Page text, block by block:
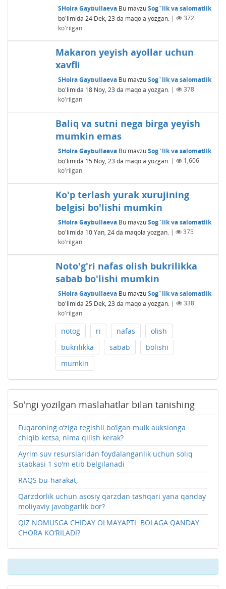
SHoira Gaybullaeva Bu mavzuSog`lik va salomatlik
bo'limida 24 Dek, 23 da maqola yozgan. |
372
ko'rilgan
Makaron yeyish ayollar uchun
xavfli
SHoira Gaybullaeva Bu mavzuSog`lik va salomatlik
bo'limida 18 Noy, 23 da maqola yozgan. |
378
ko'rilgan
Baliq va sutni nega birga yeyish
mumkin emas
SHoira Gaybullaeva Bu mavzuSog`lik va salomatlik
bo'limida 15 Noy, 23 da maqola yozgan. |
1,606
ko'rilgan
Ko'p terlash yurak xurujining
belgisi bo'lishi mumkin
SHoira Gaybullaeva Bu mavzuSog`lik va salomatlik
bo'limida 10 Yan, 24 da maqola yozgan. |
375
ko'rilgan
Noto'g'ri nafas olish bukrilikka
sabab bo'lishi mumkin
SHoira Gaybullaeva Bu mavzuSog`lik va salomatlik
bo'limida 25 Dek, 23 da maqola yozgan. |
338
ko'rilgan
notog ri nafas
olish
bukrilikka
sabab
bolishi
mumkin
So'ngi yozilgan maslahatlar bilan tanishing
Fuqaroning o‘ziga tegishli bo‘lgan mulk auksionga
chiqib ketsa, nima qilish kerak?
Ayrim suv resurslaridan foydalanganlik uchun soliq
stabkasi 1 so'm etib belgilanadi
RAQS bu-harakat,
Qarzdorlik uchun asosiy qarzdan tashqari yana qanday
moliyaviy javobgarlik bor?
QIZ NOMUSGA CHIDAY OLMAYAPTI. BOLAGA QANDAY
CHORA KO‘RILADI?